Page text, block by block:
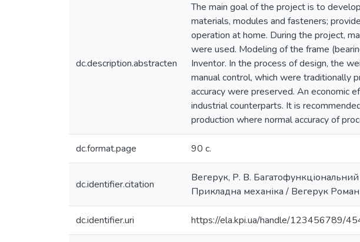
dc.description.abstracten
The main goal of the project is to
materials, modules and fasteners;
operation at home. During the project,
were used. Modeling of the frame
Inventor. In the process of design, the
manual control, which were traditionally
accuracy were preserved. An economic
industrial counterparts. It is
production where normal accuracy of
dc.format.page 90 с.
dc.identifier.citation
Вегерук, Р. В.
Прикладна механіка / Вегерук Роман
dc.identifier.uri https://ela.kpi.ua/handle/123456789/